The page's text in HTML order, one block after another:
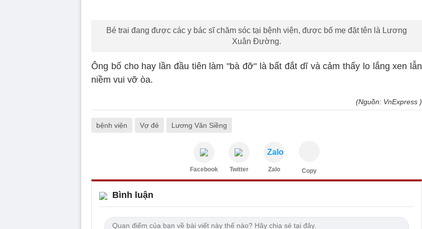
Bé trai đang được các y bác sĩ chăm sóc tại bệnh viện, được bố mẹ đặt tên là Lương
Xuân Đường.
Ông bố cho hay lần đầu tiên làm "bà đỡ" là bất đắt dĩ và cảm thấy lo lắng xen lẫn
niềm vui vỡ òa.
(Nguồn: VnExpress )
bệnh viện Vợ đẻ Lương Văn Siềng
Facebook Twitter
Zalo
Zalo Copy
Bình luận